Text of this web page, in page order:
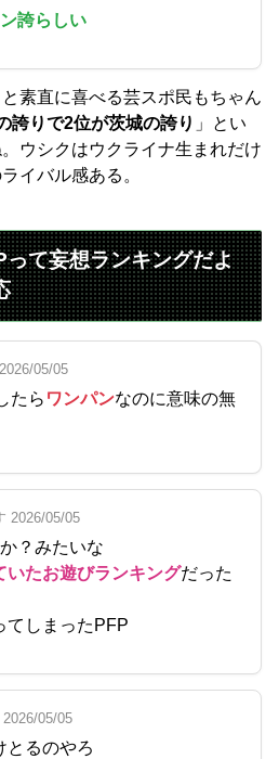
誇らしい
素直に喜べる芸スポ民もちゃん
誇りで2位が茨城の誇り 」とい
ウシクはウクライナ生まれだけ
イバル感ある。
て妄想ランキングだよ
05/05
たら ワンパンなのに意味の無
2026/05/05
？みたいな
いたお遊びランキングだった
てしまったPFP
05/05
とるのやろ